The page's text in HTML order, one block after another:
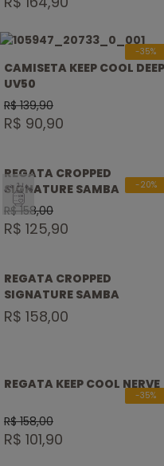
Street Run
CAMISETA KEEP COOL DEEP
UV50
R$ 139,90
R$ 90,90
-35%
SELO
ATÉ
21KM
REGATA CROPPED
SIGNATURE SAMBA
R$ 158,00
R$ 125,90
-20%
REGATA CROPPED
SIGNATURE SAMBA
R$ 158,00
REGATA KEEP COOL NERVE
R$ 158,00
R$ 101,90
-35%